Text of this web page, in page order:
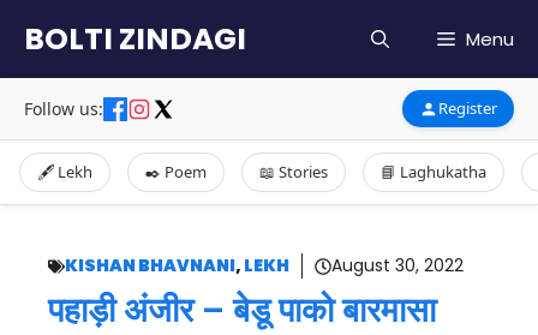
content
BOLTI ZINDAGI Menu
Follow us: Register
🖋️ Lekh ✒️ Poem 📖 Stories 📘 Laghukatha
KISHAN BHAVNANI, LEKH August 30, 2022
पहाड़ी अंजीर – बेडू पाको बारमासा